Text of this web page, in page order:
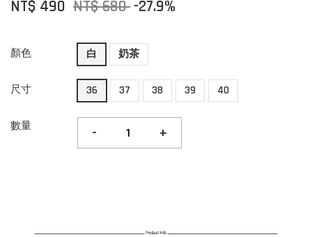
NT$ 490 NT$ 680 -27.9%
顏色 白 奶茶
尺寸 36 37 38 39 40
數量 - +